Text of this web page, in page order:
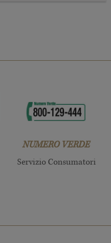
NUMERO VERDE
Servizio Consumatori